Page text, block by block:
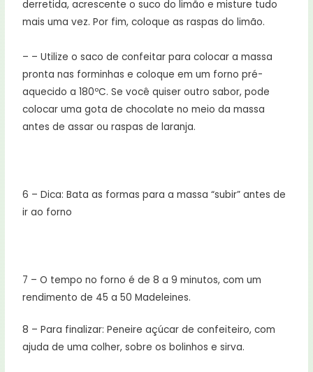
derretida, acrescente o suco do limão e misture tudo
mais uma vez. Por fim, coloque as raspas do limão.
– – Utilize o saco de confeitar para colocar a massa
pronta nas forminhas e coloque em um forno pré-
aquecido a 180ºC. Se você quiser outro sabor, pode
colocar uma gota de chocolate no meio da massa
antes de assar ou raspas de laranja.
6 – Dica: Bata as formas para a massa “subir” antes de
ir ao forno
7 – O tempo no forno é de 8 a 9 minutos, com um
rendimento de 45 a 50 Madeleines.
8 – Para finalizar: Peneire açúcar de confeiteiro, com
ajuda de uma colher, sobre os bolinhos e sirva.